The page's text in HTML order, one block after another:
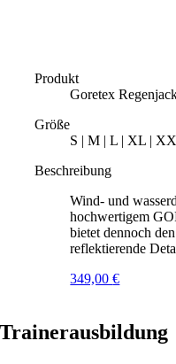
Produkt
Goretex
Größe
S | M | L | XL |
Beschreibung
Wind- und
hochwertigem
bietet dennoch
reflektierende
349,00€
Trainerausbildung